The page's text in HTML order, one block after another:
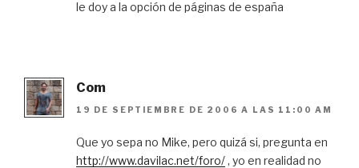
le doy a la opción de páginas de españa
Com
19 DE SEPTIEMBRE DE 2006 A LAS 11:00 AM
Que yo sepa no Mike, pero quizá si, pregunta en
http://www.davilac.net/foro/, yo en realidad no